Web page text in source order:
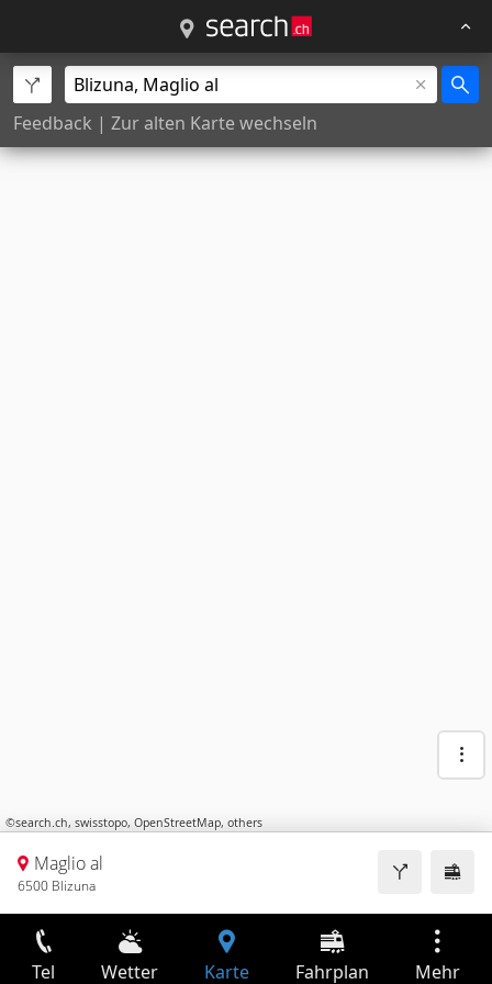
Feedback | Zur alten Karte wechseln
©search.ch, swisstopo, OpenStreetMap, others
Maglio al
6500 Blizuna
Tel Wetter Karte Fahrplan Mehr